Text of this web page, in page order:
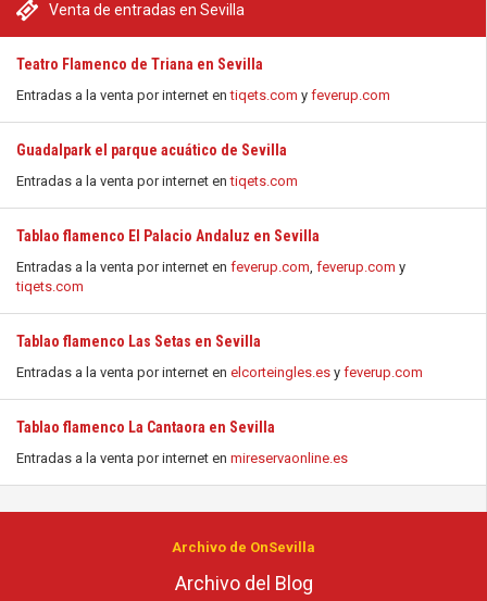
Venta de entradas en Sevilla
Teatro Flamenco de Triana en Sevilla
Entradas a la venta por internet entiqets.com y feverup.com
Guadalpark el parque acuático de Sevilla
Entradas a la venta por internet entiqets.com
Tablao flamenco El Palacio Andaluz en Sevilla
Entradas a la venta por internet en feverup.com, feverup.com y
tiqets.com
Tablao flamenco Las Setas en Sevilla
Entradas a la venta por internet en elcorteingles.es y feverup.com
Tablao flamenco La Cantaora en Sevilla
Entradas a la venta por internet en mireservaonline.es
Archivo de OnSevilla
Archivo del Blog